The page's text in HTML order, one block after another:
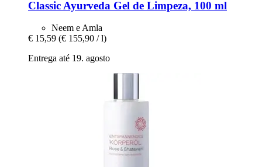
Classic Ayurveda Gel de Limpeza, 100 ml
Neem e Amla
€ 15,59 (€ 155,90 / l)
Entrega até 19. agosto